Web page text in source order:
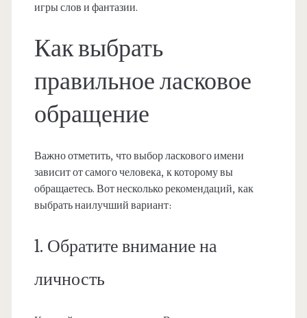
игры слов и фантазии.
Как выбрать
правильное ласковое
обращение
Важно отметить, что выбор ласкового имени
зависит от самого человека, к которому вы
обращаетесь. Вот несколько рекомендаций, как
выбрать наилучший вариант:
1. Обратите внимание на
личность